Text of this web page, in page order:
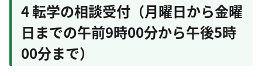
4 転学の相談受付（月曜日から金曜
日までの午前9時00分から午後5時
00分まで）